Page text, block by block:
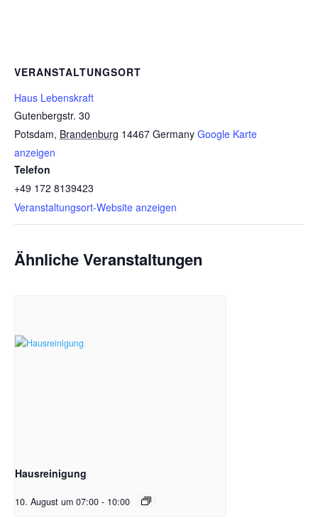
VERANSTALTUNGSORT
Haus Lebenskraft
Gutenbergstr. 30
Potsdam, Brandenburg 14467 Germany Google Karte
anzeigen
Telefon
+49 172 8139423
Veranstaltungsort-Website anzeigen
Ähnliche Veranstaltungen
Hausreinigung
10. August um 07:00 - 10:00